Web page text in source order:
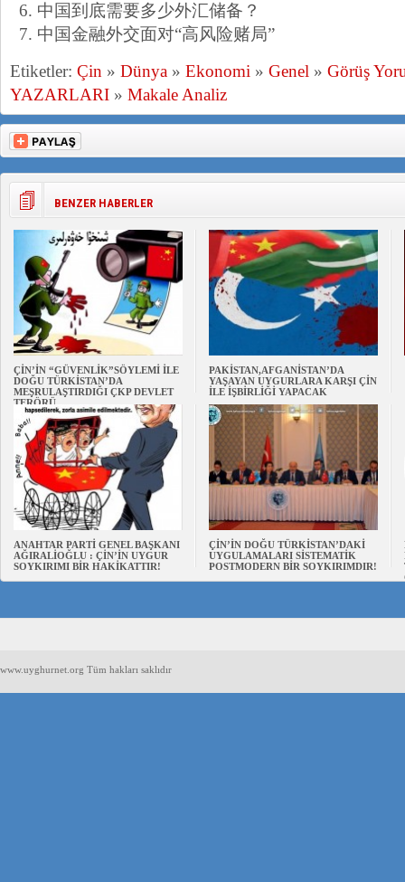
中国到底需要多少外汇储备？
中国金融外交面对“高风险赌局”
Etiketler: Çin » Dünya » Ekonomi » Genel » Görüş
YAZARLARI » Makale Analiz
BENZER HABERLER
ÇİN’İN “GÜVENLİK”SÖYLEMİ İLE
DOĞU TÜRKİSTAN’DA
MEŞRULAŞTIRDIĞI ÇKP DEVLET
TERÖRÜ
PAKİSTAN,AFGANİSTAN’DA
YAŞAYAN UYGURLARA KARŞI ÇİN
İLE İŞBİRLİĞİ YAPACAK
ANAHTAR PARTİ GENEL BAŞKANI
AĞIRALİOĞLU : ÇİN’İN UYGUR
SOYKIRIMI BİR HAKİKATTIR!
ÇİN’İN DOĞU TÜRKİSTAN’DAKİ
UYGULAMALARI SİSTEMATİK
POSTMODERN BİR SOYKIRIMDIR!
www.uyghurnet.org Tüm hakları saklıdır